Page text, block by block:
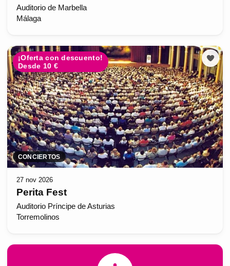
Auditorio de Marbella
Málaga
¡Oferta con descuento!
Desde 10 €
CONCIERTOS
27 nov 2026
Perita Fest
Auditorio Príncipe de Asturias
Torremolinos